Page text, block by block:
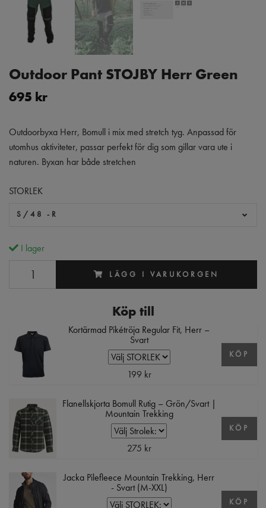
Outdoor Pant STOJBY Herr Green
695 kr
Outdoorbyxa Herr, Bomull i mix med stretch tyg. Anpassad för
utomhus aktiviteter, passar perfekt för dig som gillar vara ute i
naturen. Byxan har både stretchen
STORLEK
S/48 -R
I lager
LÄGG I VARUKORGEN
Köp till
Kortärmad Pikétröja Regular Fit, Herr –
Svart
199 kr
KÖP
Flanellskjorta Bomull Rutig – Grön/Svart |
Mountain Trekking
275 kr
KÖP
Jacka Pilefleece Mountain Trekking, Herr
- Svart (M-XXL)
KÖP